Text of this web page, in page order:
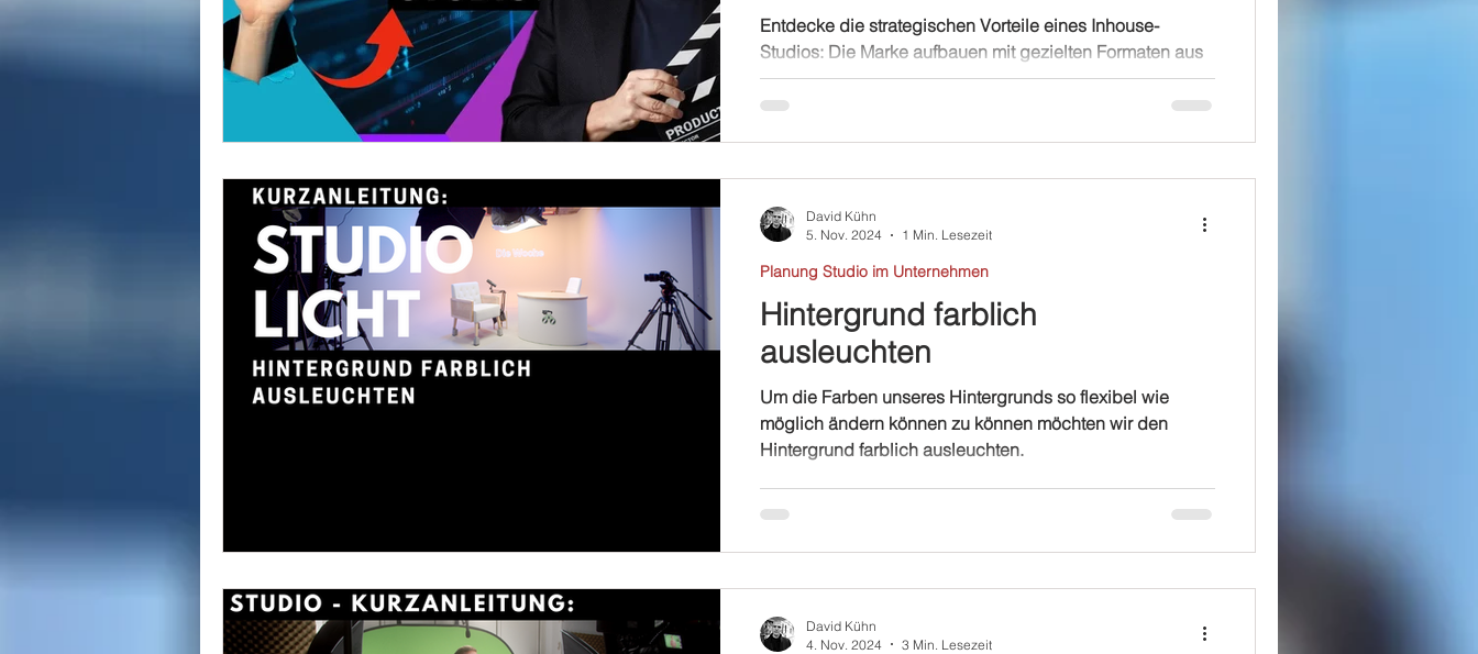
Entdecke die strategischen Vorteile eines Inhouse-
Studios: Die Marke aufbauen mit gezielten Formaten aus
dem internen Studio.
Hintergrund farblich
ausleuchten
Um die Farben unseres Hintergrunds so flexibel wie
möglich ändern können zu können möchten wir den
Hintergrund farblich ausleuchten.
Planung Studio im Unternehmen
David Kühn
5. Nov. 2024
1 Min. Lesezeit
David Kühn
4. Nov. 2024
3 Min. Lesezeit